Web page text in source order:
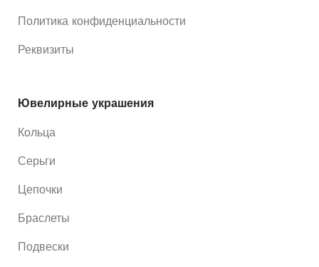
Политика конфиденциальности
Реквизиты
Ювелирные украшения
Кольца
Серьги
Цепочки
Браслеты
Подвески